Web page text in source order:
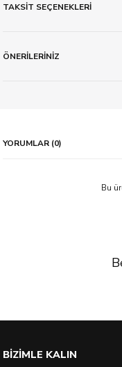
TAKSİT SEÇENEKLERİ
ÖNERİLERİNİZ
YORUMLAR (0)
Bu
BİZİMLE KALIN